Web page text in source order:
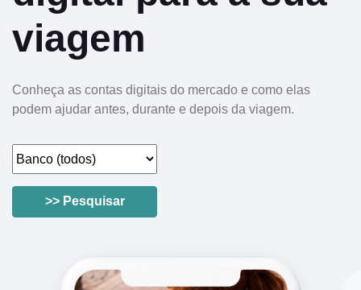
viagem
Conheça as contas digitais do mercado e como elas
podem ajudar antes, durante e depois da viagem.
>> Pesquisar